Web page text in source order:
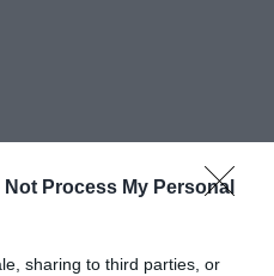
Not Process My Personal
sharing to third parties, or